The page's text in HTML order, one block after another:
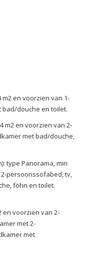
m2 en voorzien van 1-
bad/douche en toilet.
m2 en voorzien van 2-
met bad/douche,
type Panorama, min
persoonssofabed, tv,
föhn en toilet.
en voorzien van 2-
met 2-
met